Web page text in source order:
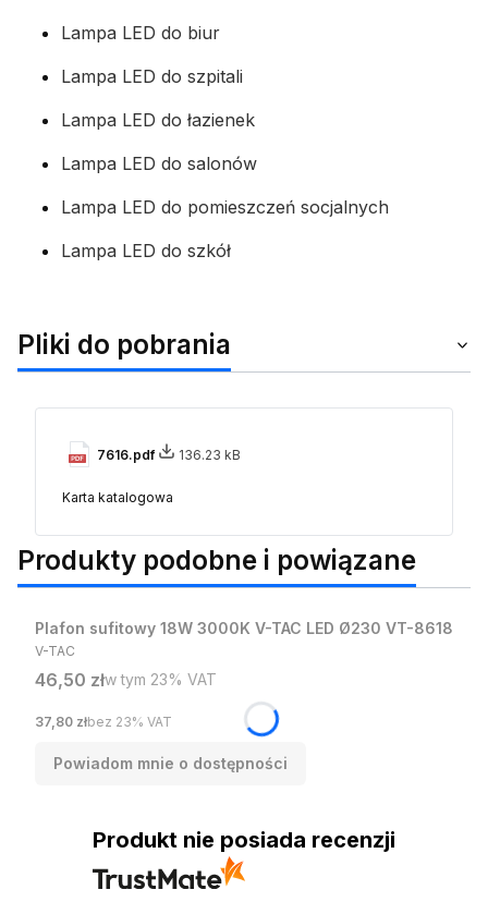
Lampa LED do biur
Lampa LED do szpitali
Lampa LED do łazienek
Lampa LED do salonów
Lampa LED do pomieszczeń socjalnych
Lampa LED do szkół
Pliki do pobrania
7616.pdf 136.23 kB
Karta katalogowa
Produkty podobne i powiązane
Plafon sufitowy 18W 3000K V-TAC LED Ø230 VT-8618
PRODUCENT
V-TAC
Cena brutto
46,50 złw tym %s VAT
w tym 23% VAT
Cena netto
37,80 złbez 23% VAT
Powiadom mnie o dostępności
Produkt nie posiada recenzji